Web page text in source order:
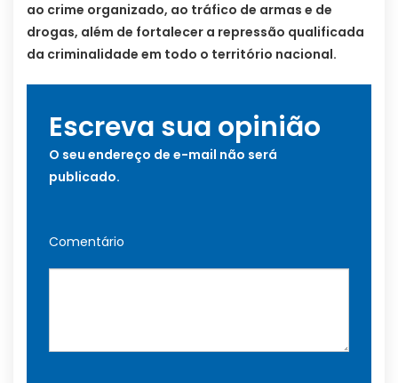
ao crime organizado, ao tráfico de armas e de
drogas, além de fortalecer a repressão qualificada
da criminalidade em todo o território nacional.
Escreva sua opinião
O seu endereço de e-mail não será
publicado.
Comentário